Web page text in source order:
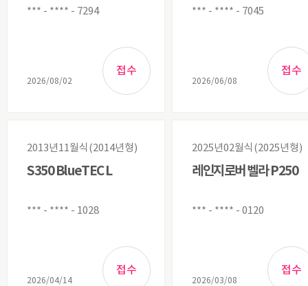
*** - **** - 7294
2026/08/02
*** - **** - 7045
2026/06/08
2013년11월식(2014년형)
S350 BlueTEC L
*** - **** - 1028
2026/04/14
2025년02월식(2025년형)
레인지로버 벨라 P250
*** - **** - 0120
2026/03/08